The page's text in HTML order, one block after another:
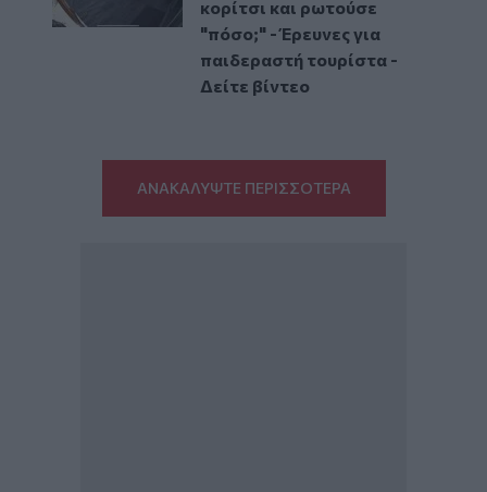
κορίτσι και ρωτούσε
"πόσο;" - Έρευνες για
παιδεραστή τουρίστα -
Δείτε βίντεο
ΑΝΑΚΑΛΥΨΤΕ ΠΕΡΙΣΣΟΤΕΡΑ